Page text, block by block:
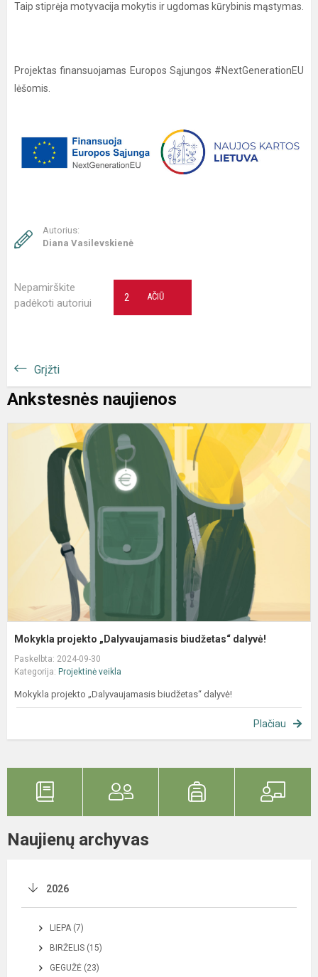
Taip stiprėja motyvacija mokytis ir ugdomas kūrybinis mąstymas.
Projektas finansuojamas Europos Sąjungos #NextGenerationEU
lėšomis.
Autorius:
Diana Vasilevskienė
Nepamirškite
padėkoti autoriui
AČIŪ
2
Grįžti
Ankstesnės naujienos
Mokykla projekto „Dalyvaujamasis biudžetas“ dalyvė!
Paskelbta: 2024-09-30
Kategorija: Projektinė veikla
Mokykla projekto „Dalyvaujamasis biudžetas“ dalyvė!
Plačiau
Naujienų archyvas
2026
LIEPA (7)
BIRŽELIS (15)
GEGUŽĖ (23)